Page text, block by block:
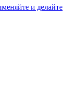
и делайте